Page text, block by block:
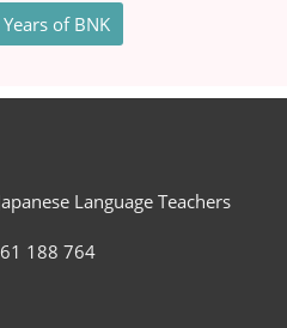
of BNK
Language Teachers
188 764